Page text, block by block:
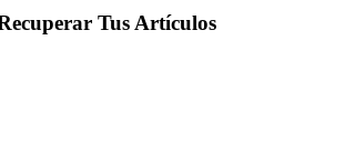
Tus Artículos